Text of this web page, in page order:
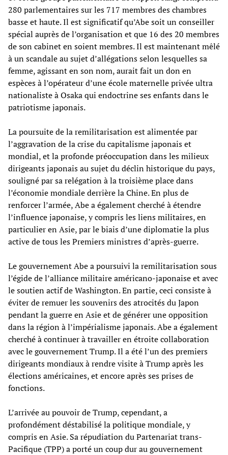
280 parlementaires sur les 717 membres des chambres
basse et haute. Il est significatif qu’Abe soit un conseiller
spécial auprès de l’organisation et que 16 des 20 membres
de son cabinet en soient membres. Il est maintenant mêlé
à un scandale au sujet d’allégations selon lesquelles sa
femme, agissant en son nom, aurait fait un don en
espèces à l’opérateur d’une école maternelle privée ultra
nationaliste à Osaka qui endoctrine ses enfants dans le
patriotisme japonais.
La poursuite de la remilitarisation est alimentée par
l’aggravation de la crise du capitalisme japonais et
mondial, et la profonde préoccupation dans les milieux
dirigeants japonais au sujet du déclin historique du pays,
souligné par sa relégation à la troisième place dans
l’économie mondiale derrière la Chine. En plus de
renforcer l’armée, Abe a également cherché à étendre
l’influence japonaise, y compris les liens militaires, en
particulier en Asie, par le biais d’une diplomatie la plus
active de tous les Premiers ministres d’après-guerre.
Le gouvernement Abe a poursuivi la remilitarisation sous
l’égide de l’alliance militaire américano-japonaise et avec
le soutien actif de Washington. En partie, ceci consiste à
éviter de remuer les souvenirs des atrocités du Japon
pendant la guerre en Asie et de générer une opposition
dans la région à l’impérialisme japonais. Abe a également
cherché à continuer à travailler en étroite collaboration
avec le gouvernement Trump. Il a été l’un des premiers
dirigeants mondiaux à rendre visite à Trump après les
élections américaines, et encore après ses prises de
fonctions.
L’arrivée au pouvoir de Trump, cependant, a
profondément déstabilisé la politique mondiale, y
compris en Asie. Sa répudiation du Partenariat trans-
Pacifique (TPP) a porté un coup dur au gouvernement